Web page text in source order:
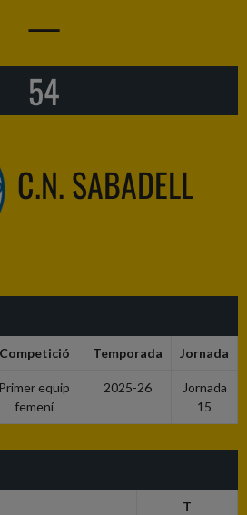
—
54
C.N. SABADELL
Competició Temporada Jornada
Primer equip
femení
2025-26
Jornada
15
T